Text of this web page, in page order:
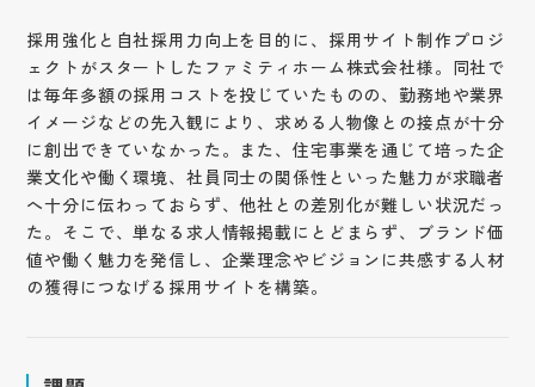
採用強化と自社採用力向上を目的に、採用サイト制作プロジ
ェクトがスタートしたファミティホーム株式会社様。同社で
は毎年多額の採用コストを投じていたものの、勤務地や業界
イメージなどの先入観により、求める人物像との接点が十分
に創出できていなかった。また、住宅事業を通じて培った企
業文化や働く環境、社員同士の関係性といった魅力が求職者
へ十分に伝わっておらず、他社との差別化が難しい状況だっ
た。そこで、単なる求人情報掲載にとどまらず、ブランド価
値や働く魅力を発信し、企業理念やビジョンに共感する人材
の獲得につなげる採用サイトを構築。